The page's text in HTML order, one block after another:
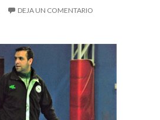
DEJA UN COMENTARIO